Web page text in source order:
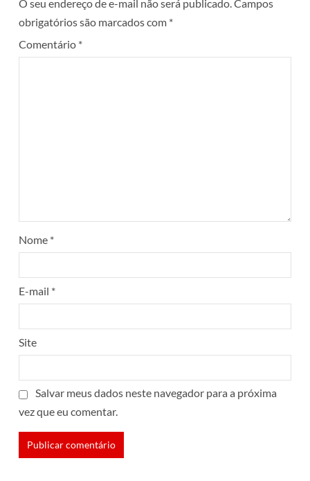
O seu endereço de e-mail não será publicado.Campos
obrigatórios são marcados com *
Comentário *
Nome *
E-mail *
Site
Salvar meus dados neste navegador para a próxima
vez que eu comentar.